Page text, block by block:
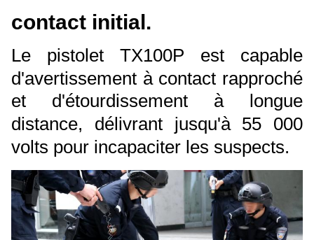
contact initial.
Le pistolet TX100P est capable
d'avertissement à contact rapproché
et d'étourdissement à longue
distance, délivrant jusqu'à 55 000
volts pour incapaciter les suspects.